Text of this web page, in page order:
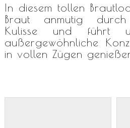
In diesem tollen
Braut anmutig
Kulisse und führt
außergewöhnliche
in vollen Zügen